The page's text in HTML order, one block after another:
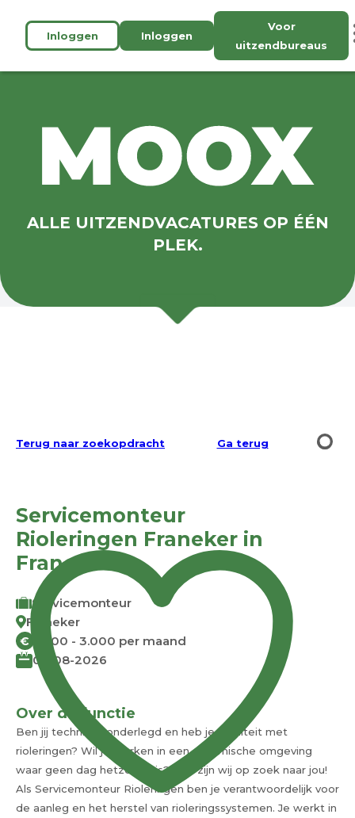
Inloggen Inloggen
Voor
uitzendbureaus
ALLE UITZENDVACATURES OP ÉÉN
PLEK.
Terug naar zoekopdracht Ga terug
Servicemonteur
Rioleringen Franeker in
Franeker
Servicemonteur
Franeker
€
2.500 - 3.000 per maand
07-08-2026
Over de functie
Ben jij technisch onderlegd en heb je affiniteit met
rioleringen? Wil je werken in een dynamische omgeving
waar geen dag hetzelfde is? Dan zijn wij op zoek naar jou!
Als Servicemonteur Rioleringen ben je verantwoordelijk voor
de aanleg en het herstel van rioleringssystemen. Je werkt in